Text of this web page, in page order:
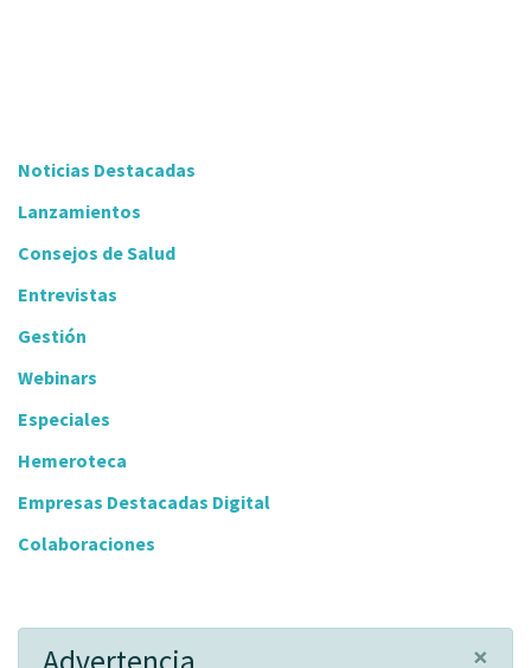
Noticias Destacadas
Lanzamientos
Consejos de Salud
Entrevistas
Gestión
Webinars
Especiales
Hemeroteca
Empresas Destacadas Digital
Colaboraciones
×